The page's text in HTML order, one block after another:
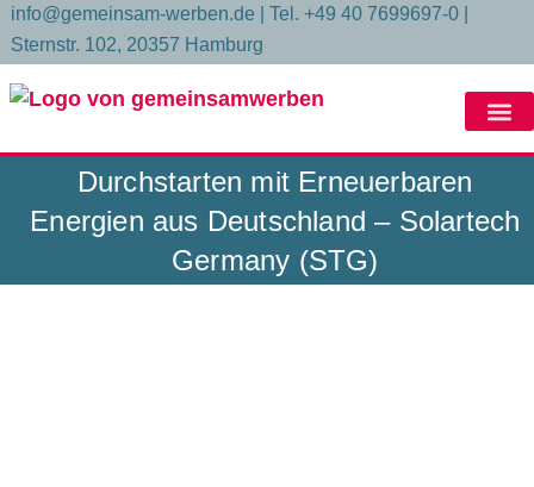
springen
info@gemeinsam-werben.de | Tel. +49 40 7699697-0 |
Sternstr. 102, 20357 Hamburg
Durchstarten mit
Durchstarten mit Erneuerbaren
Energien aus Deutschland – Solartech
Germany (STG)